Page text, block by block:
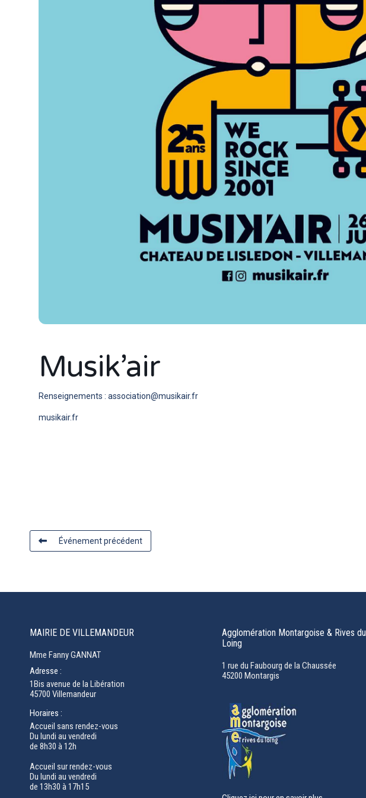
Musik’air
Renseignements : association@musikair.fr
musikair.fr
Événement précédent
MAIRIE DE VILLEMANDEUR
Mme Fanny GANNAT
Adresse :
1Bis avenue de la Libération
45700 Villemandeur
Horaires :
Accueil sans rendez-vous
Du lundi au vendredi
de 8h30 à 12h
Accueil sur rendez-vous
Du lundi au vendredi
de 13h30 à 17h15
Agglomération Montargoise & Rives du
Loing
1 rue du Faubourg de la Chaussée
45200 Montargis